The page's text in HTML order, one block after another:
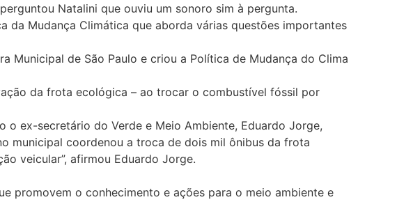
Natalini que ouviu um sonoro sim à pergunta.
da Mudança Climática que aborda várias questões importantes
Municipal de São Paulo e criou a Política de Mudança do Clima
da frota ecológica – ao trocar o combustível fóssil por
o ex-secretário do Verde e Meio Ambiente, Eduardo Jorge,
municipal coordenou a troca de dois mil ônibus da frota
veicular”, afirmou Eduardo Jorge.
promovem o conhecimento e ações para o meio ambiente e